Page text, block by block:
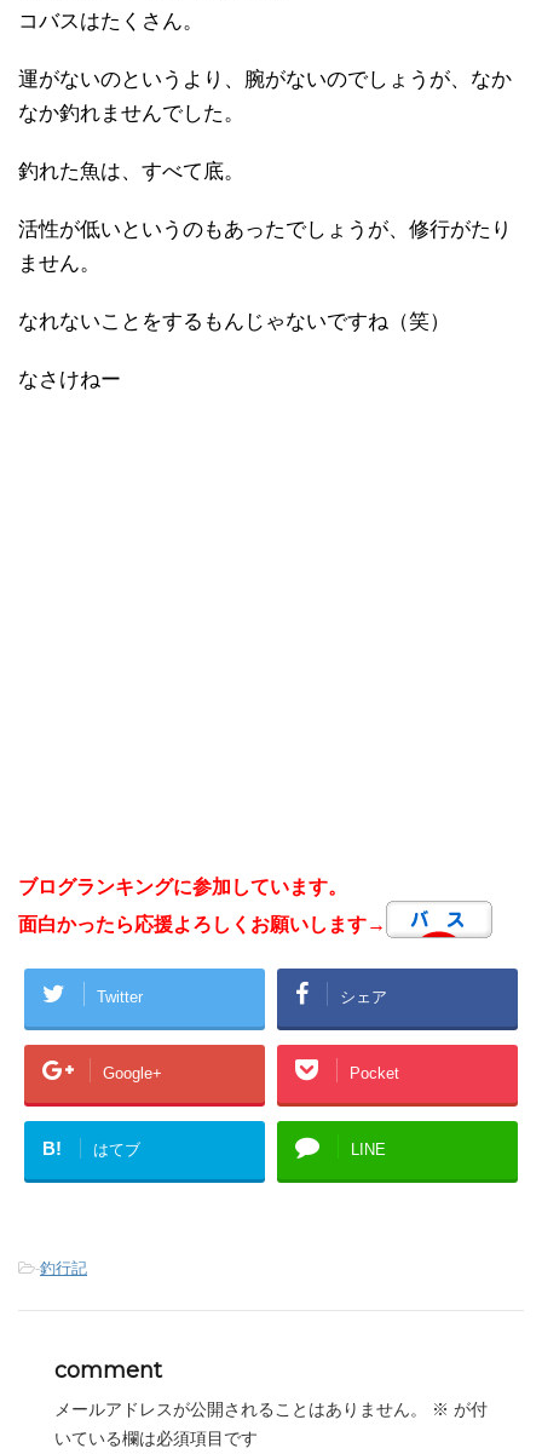
コバスはたくさん。
運がないのというより、腕がないのでしょうが、なか
なか釣れませんでした。
釣れた魚は、すべて底。
活性が低いというのもあったでしょうが、修行がたり
ません。
なれないことをするもんじゃないですね（笑）
なさけねー
ブログランキングに参加しています。
面白かったら応援よろしくお願いします→
Twitter シェア
Google+ Pocket
B! はてブ LINE
-釣行記
comment
メールアドレスが公開されることはありません。 ※ が付
いている欄は必須項目です